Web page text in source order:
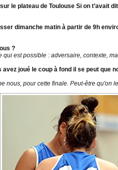
le plateau de Toulouse Si on
dimanche matin à partir de 9h
?
est possible : adversaire, contexte,
avez joué le coup à fond il se peut
nous, pour cette finale. Peut-être qu'on